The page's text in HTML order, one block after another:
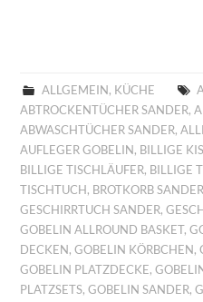
ALLGEMEIN , KÜCHE
ABTROCKENTÜCHER SANDER,
ABWASCHTÜCHER SANDER,
AUFLEGER GOBELIN , BILLIGE
BILLIGE TISCHLÄUFER, BILLIGE
TISCHTUCH , BROTKORB SANDER
GESCHIRRTUCH SANDER,
GOBELIN ALLROUND BASKET,
DECKEN ,GOBELIN KÖRBCHEN ,
GOBELIN PLATZDECKE,
PLATZSETS,GOBELIN SANDER,